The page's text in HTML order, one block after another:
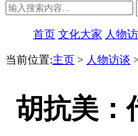
首页 文化大家 人物
当前位置:主页 > 人物访谈
胡抗美：